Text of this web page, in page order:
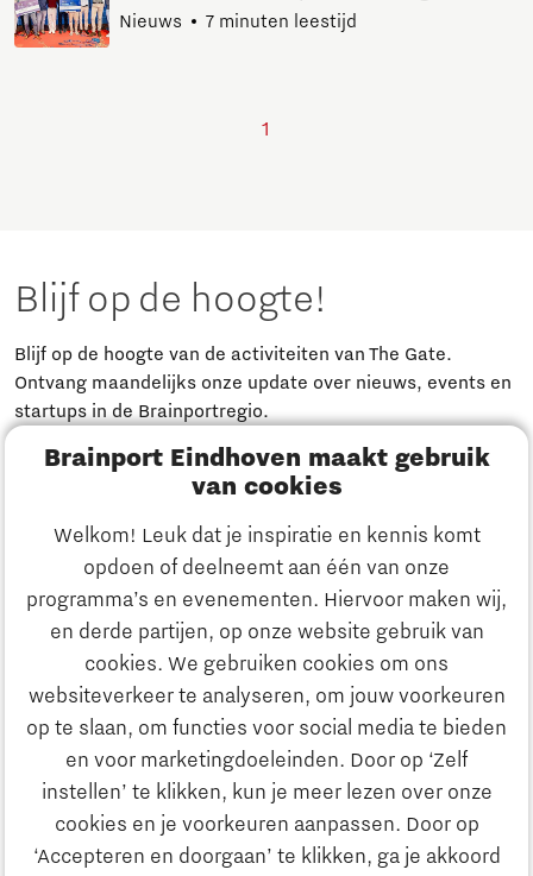
Brainport Eindhoven maakt gebruik
van cookies
Welkom! Leuk dat je inspiratie en kennis komt
opdoen of deelneemt aan één van onze
programma’s en evenementen. Hiervoor maken wij,
en derde partijen, op onze website gebruik van
cookies. We gebruiken cookies om ons
websiteverkeer te analyseren, om jouw voorkeuren
op te slaan, om functies voor social media te bieden
en voor marketingdoeleinden. Door op ‘Zelf
instellen’ te klikken, kun je meer lezen over onze
cookies en je voorkeuren aanpassen. Door op
‘Accepteren en doorgaan’ te klikken, ga je akkoord
Nieuws 7 minuten leestijd
1
Blijf op de hoogte!
Blijf op de hoogte van de activiteiten van The Gate.
Ontvang maandelijks onze update over nieuws, events en
startups in de Brainportregio.
Meld je aan
Heb je een vraag?
E-mailadres:info@thegate.tech
Volg ons
Bezoekadres walk-in hours &
The Gate Academy
Eindhoven University of Technology
Alpha Hub, 2e verdieping